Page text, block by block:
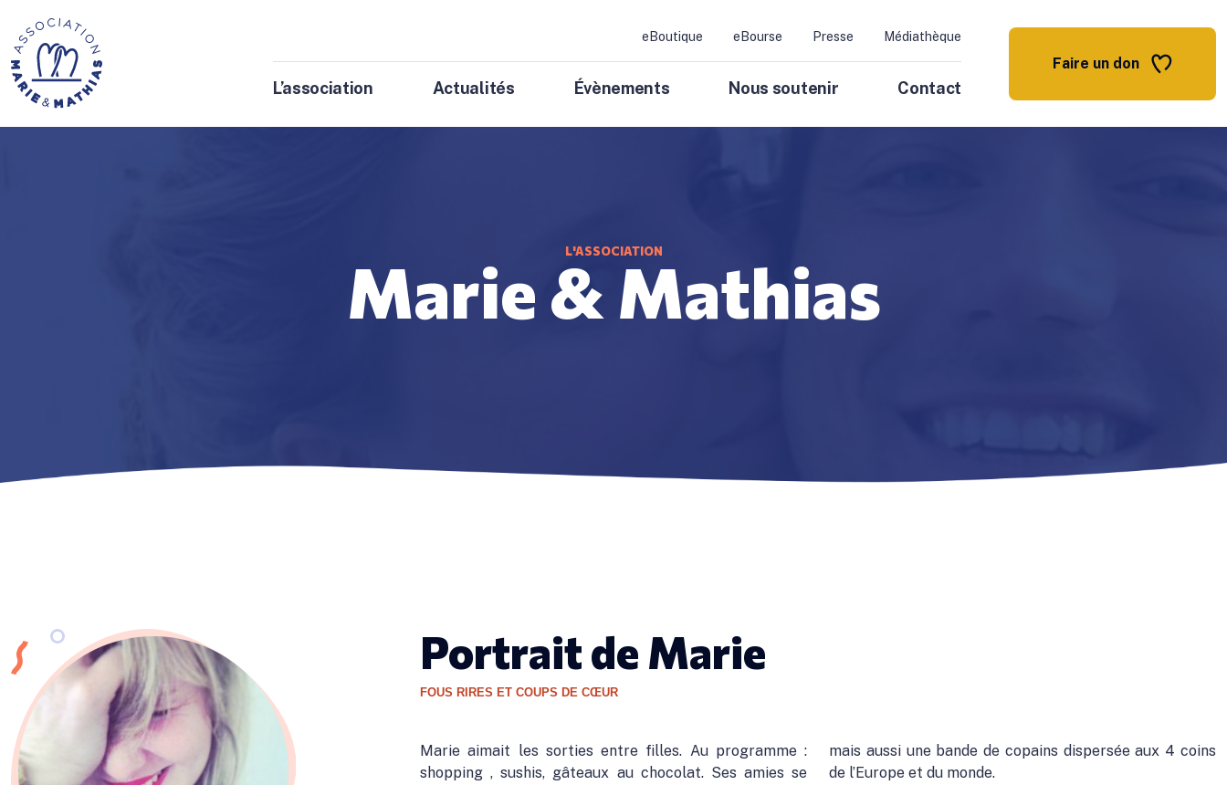
eBoutique eBourse Presse Médiathèque
L’association Actualités Évènements Nous soutenir Contact
Faire un don
L'ASSOCIATION
Marie & Mathias
Portrait de Marie
FOUS RIRES ET COUPS DE CŒUR
Marie aimait les sorties entre filles. Au programme :
shopping , sushis, gâteaux au chocolat. Ses amies se
mais aussi une bande de copains dispersée aux 4 coins
de l’Europe et du monde.